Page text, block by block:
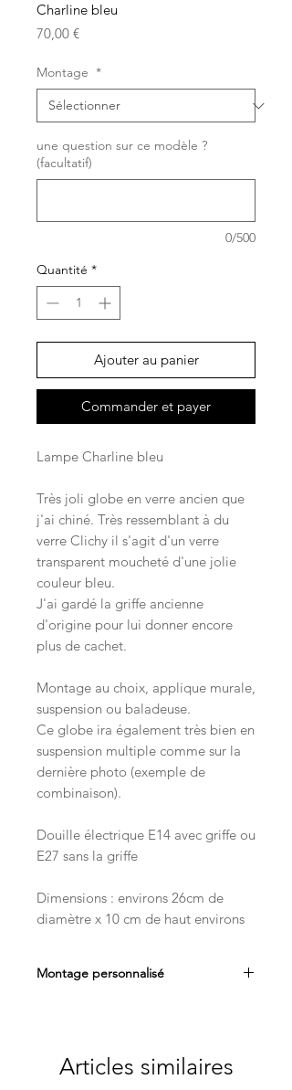
Charline bleu
70,00 €Prix
Montage *
une question sur ce modèle ?
(facultatif)
0/500
Quantité *
Ajouter au panier
Commander et payer
Lampe Charline bleu
Très joli globe en verre ancien que
j'ai chiné. Très ressemblant à du
verre Clichy il s'agit d'un verre
transparent moucheté d'une jolie
couleur bleu.
J'ai gardé la griffe ancienne
d'origine pour lui donner encore
plus de cachet.
Montage au choix, applique murale,
suspension ou baladeuse.
Ce globe ira également très bien en
suspension multiple comme sur la
dernière photo (exemple de
combinaison).
Douille électrique E14 avec griffe ou
E27 sans la griffe
Dimensions : environs 26cm de
diamètre x 10 cm de haut environs
Montage personnalisé
fonction de vos besoins.
Articles similaires